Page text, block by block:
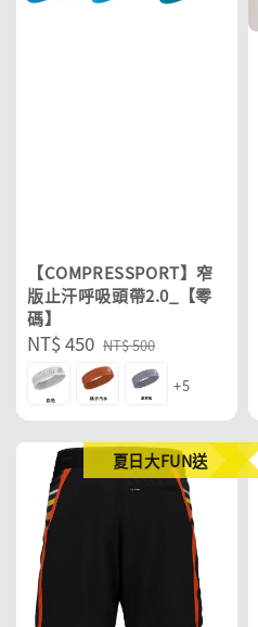
【COMPRESSPORT】窄
版止汗呼吸頭帶2.0_【零
碼】
Sale
price
NT$ 450 Regular
price
NT$ 500
+5
夏日大FUN送